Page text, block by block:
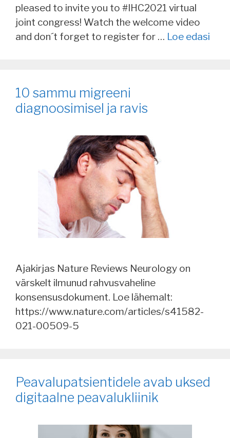
pleased to invite you to #IHC2021 virtual
joint congress! Watch the welcome video
and don´t forget to register for … Loe edasi
10 sammu migreeni
diagnoosimisel ja ravis
Ajakirjas Nature Reviews Neurology on
värskelt ilmunud rahvusvaheline
konsensusdokument. Loe lähemalt:
https://www.nature.com/articles/s41582-
021-00509-5
Peavalupatsientidele avab uksed
digitaalne peavalukliinik